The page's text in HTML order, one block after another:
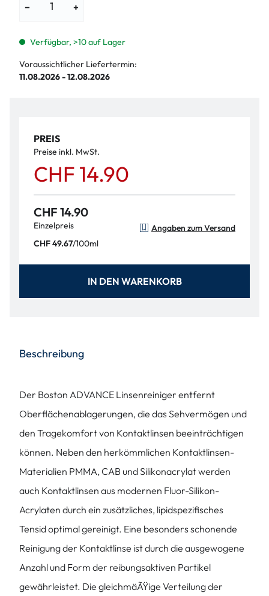
− +
Verfügbar, >10 auf Lager
Voraussichtlicher Liefertermin:
11.08.2026 - 12.08.2026
PREIS
Preise inkl. MwSt.
CHF 14.90
CHF 14.90
Einzelpreis
CHF 49.67/100ml
Angaben zum Versand
IN DEN WARENKORB
Beschreibung
Der Boston ADVANCE Linsenreiniger entfernt
Oberflächenablagerungen, die das Sehvermögen und
den Tragekomfort von Kontaktlinsen beeinträchtigen
können. Neben den herkömmlichen Kontaktlinsen-
Materialien PMMA, CAB und Silikonacrylat werden
auch Kontaktlinsen aus modernen Fluor-Silikon-
Acrylaten durch ein zusätzliches, lipidspezifisches
Tensid optimal gereinigt. Eine besonders schonende
Reinigung der Kontaktlinse ist durch die ausgewogene
Anzahl und Form der reibungsaktiven Partikel
gewährleistet. Die gleichmäÃŸige Verteilung der